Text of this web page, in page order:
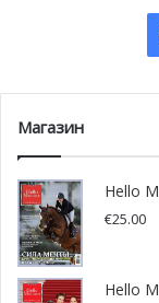
Договору о
гомосексуальных
Закон по
Магазин
Hello
€25.00
Hello